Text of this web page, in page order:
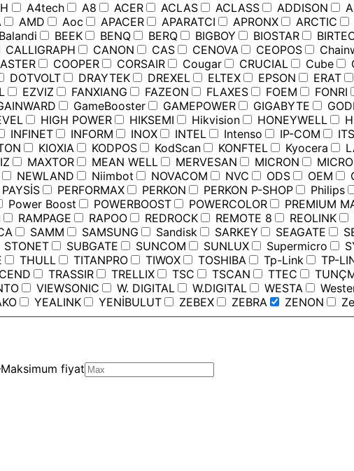
A4tech A8 ACER ACLAS ACLASS ADDISON
AMD Aoc APACER APARATCI APRONX ARCTIC
Balandi BEEK BENQ BERQ BIGBOY BIOSTAR
CALLIGRAPH CANON CAS CENOVA CEOPOS
COOPER CORSAIR Cougar CRUCIAL Cube
DOTVOLT DRAYTEK DREXEL ELTEX EPSON ERAT
EZVIZ FANXIANG FAZEON FLAXES FOEM FONRI
GameBooster GAMEPOWER GIGABYTE
HIGH POWER HIKSEMI Hikvision HONEYWELL
INFINET INFORM INOX INTEL Intenso IP-COM
KIOXIA KODPOS KodScan KONFTEL Kyocera
MAXTOR MEAN WELL MERVESAN MICRON
NEWLAND Niimbot NOVACOM NVC ODS OEM
PAYSİS PERFORMAX PERKON PERKON P-SHOP Philips
Power Boost POWERBOOST POWERCOLOR PREMIUM
RAMPAGE RAPOO REDROCK REMOTE 8 REOLINK
SAMM SAMSUNG Sandisk SARKEY SEAGATE
STONET SUBGATE SUNCOM SUNLUX Supermicro
THULL TITANPRO TIWOX TOSHIBA Tp-Link TP-
TRASSIR TRELLIX TSC TSCAN TTEC
VIEWSONIC W. DIGITAL W.DIGITAL WESTA
YEALINK YENİBULUT ZEBEX ZEBRA ZENON
Maksimum fiyat